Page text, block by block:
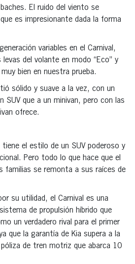
El ruido del viento se
es impresionante dada la forma
variables en el Carnival,
del volante en modo “Eco” y
bien en nuestra prueba.
sólido y suave a la vez, con un
SUV que a un minivan, pero con las
ofrece.
tiene el estilo de un SUV poderoso y
Pero todo lo que hace que el
familias se remonta a sus raíces de
su utilidad, el Carnival es una
de propulsión híbrido que
un verdadero rival para el primer
que la garantía de Kia supera a la
de tren motriz que abarca 10